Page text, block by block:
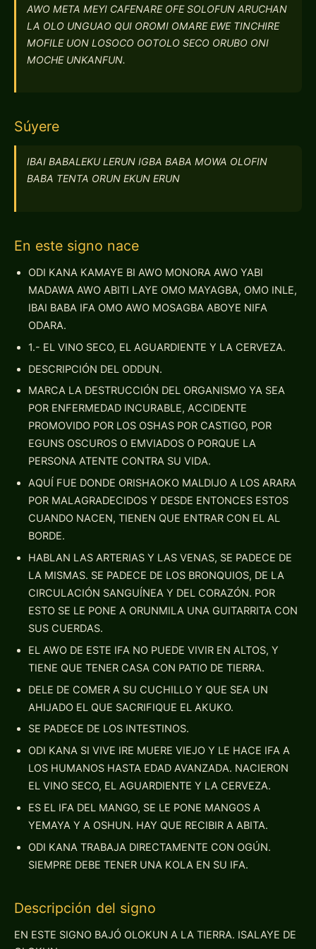
AWO META MEYI CAFENARE OFE SOLOFUN ARUCHAN
LA OLO UNGUAO QUI OROMI OMARE EWE TINCHIRE
MOFILE UON LOSOCO OOTOLO SECO ORUBO ONI
MOCHE UNKANFUN.
Súyere
IBAI BABALEKU LERUN IGBA BABA MOWA OLOFIN
BABA TENTA ORUN EKUN ERUN
En este signo nace
ODI KANA KAMAYE BI AWO MONORA AWO YABI
MADAWA AWO ABITI LAYE OMO MAYAGBA, OMO INLE,
IBAI BABA IFA OMO AWO MOSAGBA ABOYE NIFA
ODARA.
1.- EL VINO SECO, EL AGUARDIENTE Y LA CERVEZA.
DESCRIPCIÓN DEL ODDUN.
MARCA LA DESTRUCCIÓN DEL ORGANISMO YA SEA
POR ENFERMEDAD INCURABLE, ACCIDENTE
PROMOVIDO POR LOS OSHAS POR CASTIGO, POR
EGUNS OSCUROS O EMVIADOS O PORQUE LA
PERSONA ATENTE CONTRA SU VIDA.
AQUÍ FUE DONDE ORISHAOKO MALDIJO A LOS ARARA
POR MALAGRADECIDOS Y DESDE ENTONCES ESTOS
CUANDO NACEN, TIENEN QUE ENTRAR CON EL AL
BORDE.
HABLAN LAS ARTERIAS Y LAS VENAS, SE PADECE DE
LA MISMAS. SE PADECE DE LOS BRONQUIOS, DE LA
CIRCULACIÓN SANGUÍNEA Y DEL CORAZÓN. POR
ESTO SE LE PONE A ORUNMILA UNA GUITARRITA CON
SUS CUERDAS.
EL AWO DE ESTE IFA NO PUEDE VIVIR EN ALTOS, Y
TIENE QUE TENER CASA CON PATIO DE TIERRA.
DELE DE COMER A SU CUCHILLO Y QUE SEA UN
AHIJADO EL QUE SACRIFIQUE EL AKUKO.
SE PADECE DE LOS INTESTINOS.
ODI KANA SI VIVE IRE MUERE VIEJO Y LE HACE IFA A
LOS HUMANOS HASTA EDAD AVANZADA. NACIERON
EL VINO SECO, EL AGUARDIENTE Y LA CERVEZA.
ES EL IFA DEL MANGO, SE LE PONE MANGOS A
YEMAYA Y A OSHUN. HAY QUE RECIBIR A ABITA.
ODI KANA TRABAJA DIRECTAMENTE CON OGÚN.
SIEMPRE DEBE TENER UNA KOLA EN SU IFA.
Descripción del signo
EN ESTE SIGNO BAJÓ OLOKUN A LA TIERRA. ISALAYE DE